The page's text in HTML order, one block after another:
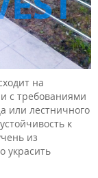
на
с требованиями
или лестничного
к
из
украсить